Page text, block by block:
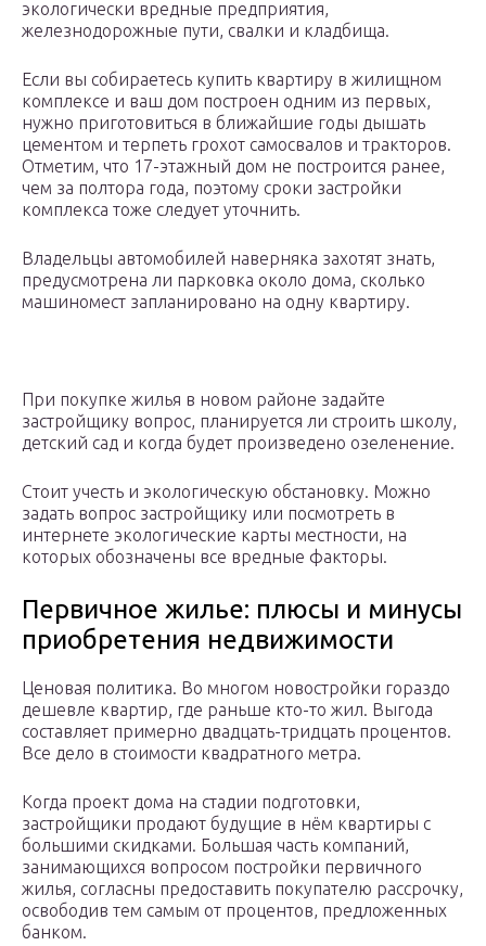
экологически вредные предприятия,
железнодорожные пути, свалки и кладбища.
Если вы собираетесь купить квартиру в жилищном
комплексе и ваш дом построен одним из первых,
нужно приготовиться в ближайшие годы дышать
цементом и терпеть грохот самосвалов и тракторов.
Отметим, что 17-этажный дом не построится ранее,
чем за полтора года, поэтому сроки застройки
комплекса тоже следует уточнить.
Владельцы автомобилей наверняка захотят знать,
предусмотрена ли парковка около дома, сколько
машиномест запланировано на одну квартиру.
При покупке жилья в новом районе задайте
застройщику вопрос, планируется ли строить школу,
детский сад и когда будет произведено озеленение.
Стоит учесть и экологическую обстановку. Можно
задать вопрос застройщику или посмотреть в
интернете экологические карты местности, на
которых обозначены все вредные факторы.
Первичное жилье: плюсы и минусы
приобретения недвижимости
Ценовая политика. Во многом новостройки гораздо
дешевле квартир, где раньше кто-то жил. Выгода
составляет примерно двадцать-тридцать процентов.
Все дело в стоимости квадратного метра.
Когда проект дома на стадии подготовки,
застройщики продают будущие в нём квартиры с
большими скидками. Большая часть компаний,
занимающихся вопросом постройки первичного
жилья, согласны предоставить покупателю рассрочку,
освободив тем самым от процентов, предложенных
банком.